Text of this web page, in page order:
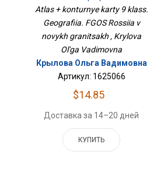
Россия В Новых Границах
Atlas + konturnye karty 9 klass.
Geografiia. FGOS Rossiia v
novykh granitsakh , Krylova
Ol'ga Vadimovna
Крылова Ольга Вадимовна
Артикул: 1625066
$14.85
Доставка за 14–20 дней
КУПИТЬ